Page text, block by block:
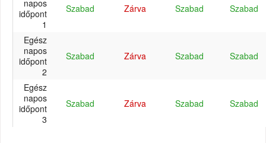
napos
időpont
1
Szabad Zárva Szabad Szabad
Egész
napos
időpont
2
Szabad Zárva Szabad Szabad
Egész
napos
időpont
3
Szabad Zárva Szabad Szabad